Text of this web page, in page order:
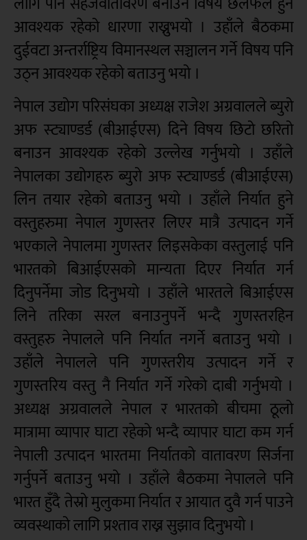
आवश्यक रहेको धारणा राख्नुभयो । उहाँले बैठकमा
दुईवटा अन्तर्राष्ट्रिय विमानस्थल सञ्चालन गर्ने विषय पनि
उठ्न आवश्यक रहेको बताउनु भयो ।
नेपाल उद्योग परिसंघका अध्यक्ष राजेश अग्रवालले ब्युरो
अफ स्ट्याण्डर्ड (बीआईएस) दिने विषय छिटो छरितो
बनाउन आवश्यक रहेको उल्लेख गर्नुभयो । उहाँले
नेपालका उद्योगहरु ब्युरो अफ स्ट्याण्डर्ड (बीआईएस)
लिन तयार रहेको बताउनु भयो । उहाँले निर्यात हुने
वस्तुहरुमा नेपाल गुणस्तर लिएर मात्रै उत्पादन गर्ने
भएकाले नेपालमा गुणस्तर लिइसकेका वस्तुलाई पनि
भारतको बिआईएसको मान्यता दिएर निर्यात गर्न
दिनुपर्नेमा जोड दिनुभयो । उहाँले भारतले बिआईएस
लिने तरिका सरल बनाउनुपर्ने भन्दै गुणस्तरहिन
वस्तुहरु नेपालले पनि निर्यात नगर्ने बताउनु भयो ।
उहाँले नेपालले पनि गुणस्तरीय उत्पादन गर्ने र
गुणस्तरिय वस्तु नै निर्यात गर्ने गरेको दाबी गर्नुभयो ।
अध्यक्ष अग्रवालले नेपाल र भारतको बीचमा ठूलो
मात्रामा व्यापार घाटा रहेको भन्दै व्यापार घाटा कम गर्न
नेपाली उत्पादन भारतमा निर्यातको वातावरण सिर्जना
गर्नुपर्ने बताउनु भयो । उहाँले बैठकमा नेपालले पनि
भारत हुँदै तेस्रो मुलुकमा निर्यात र आयात दुवै गर्न पाउने
व्यवस्थाको लागि प्रश्ताव राख्न सुझाव दिनुभयो ।